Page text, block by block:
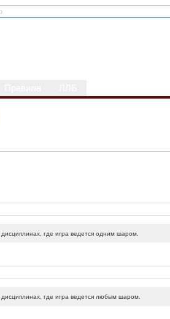
где игра ведется одним шаром.
где игра ведется любым шаром.